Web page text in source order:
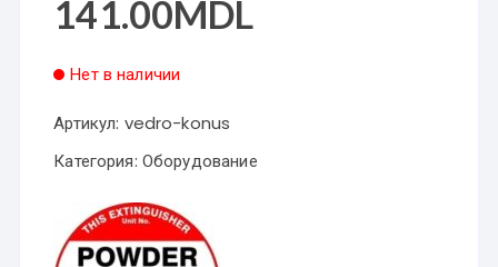
141.00MDL
Нет в наличии
Артикул: vedro-konus
Категория: Оборудование